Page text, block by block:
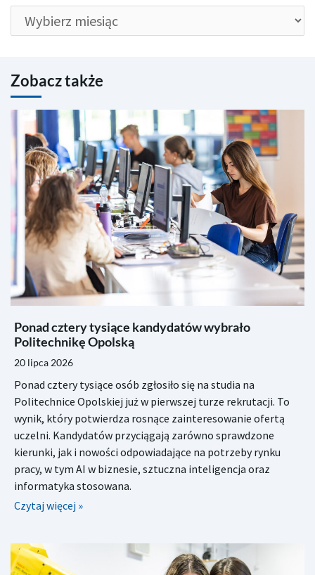
Zobacz także
Ponad cztery tysiące kandydatów wybrało
Politechnikę Opolską
20 lipca 2026
Ponad cztery tysiące osób zgłosiło się na studia na
Politechnice Opolskiej już w pierwszej turze rekrutacji. To
wynik, który potwierdza rosnące zainteresowanie ofertą
uczelni. Kandydatów przyciągają zarówno sprawdzone
kierunki, jak i nowości odpowiadające na potrzeby rynku
pracy, w tym AI w biznesie, sztuczna inteligencja oraz
informatyka stosowana.
Czytaj więcej »